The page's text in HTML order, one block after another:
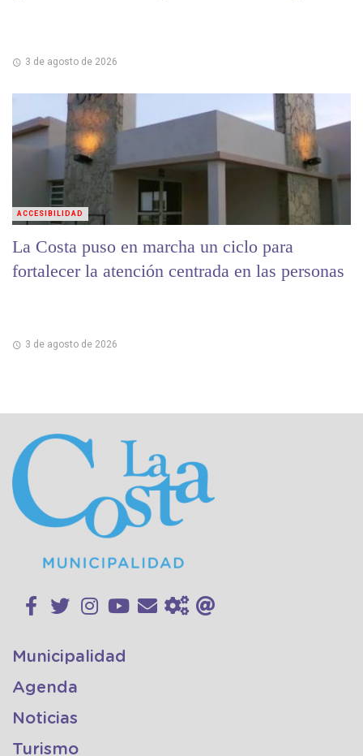
3 de agosto de 2026
La Costa puso en marcha un ciclo para
fortalecer la atención centrada en las personas
3 de agosto de 2026
ACCESIBILIDAD
Municipalidad
Agenda
Noticias
Turismo